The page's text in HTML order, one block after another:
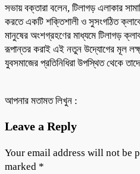
সভায় বক্তারা বলেন, টিলাগড় এলাকার
করতে একটি শক্তিশালী ও সুসংগঠিত
মানুষের অংশগ্রহণের মাধ্যমে টিলাগড়
রূপান্তর করাই এই নতুন উদ্যোগের মূল
যুবসমাজের প্রতিনিধিরা উপস্থিত থেকে
আপনার মতামত লিখুন :
Leave a Reply
Your email address will not be
marked *